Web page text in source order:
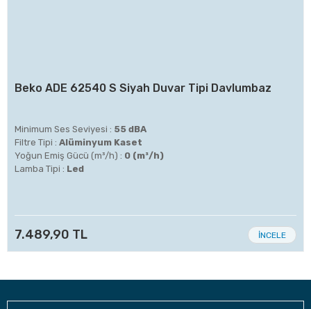
Beko ADE 62540 S Siyah Duvar Tipi Davlumbaz
Minimum Ses Seviyesi : 55 dBA
Filtre Tipi : Alüminyum Kaset
Yoğun Emiş Gücü (m³/h) : 0 (m³/h)
Lamba Tipi : Led
7.489,90 TL İNCELE